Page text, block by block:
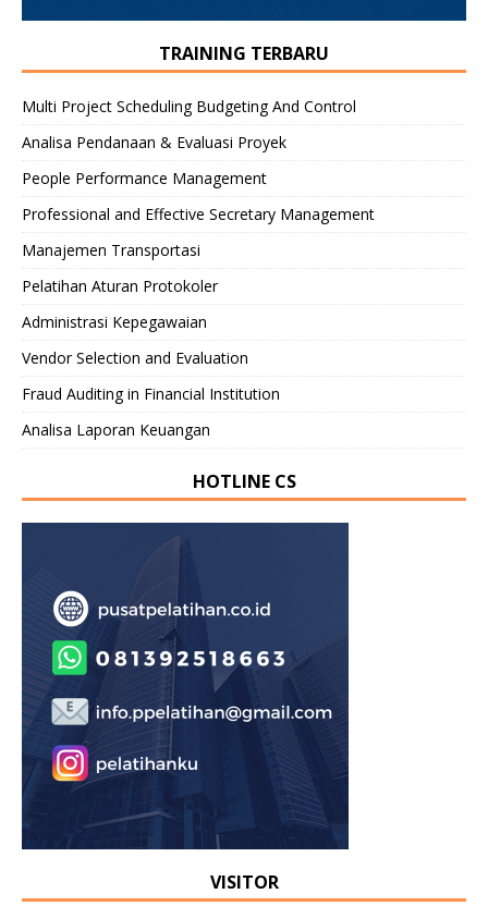
TRAINING TERBARU
Multi Project Scheduling Budgeting And Control
Analisa Pendanaan & Evaluasi Proyek
People Performance Management
Professional and Effective Secretary Management
Manajemen Transportasi
Pelatihan Aturan Protokoler
Administrasi Kepegawaian
Vendor Selection and Evaluation
Fraud Auditing in Financial Institution
Analisa Laporan Keuangan
HOTLINE CS
VISITOR